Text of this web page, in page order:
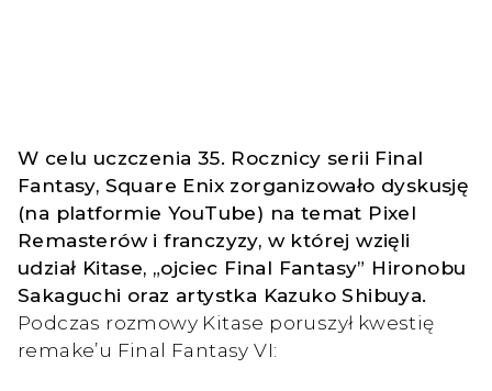
W celu uczczenia 35. Rocznicy serii Final
Fantasy, Square Enix zorganizowało dyskusję
(na platformie YouTube) na temat Pixel
Remasterów i franczyzy, w której wzięli
udział Kitase, „ojciec Final Fantasy” Hironobu
Sakaguchi oraz artystka Kazuko Shibuya.
Podczas rozmowy Kitase poruszył kwestię
remake’u Final Fantasy VI: